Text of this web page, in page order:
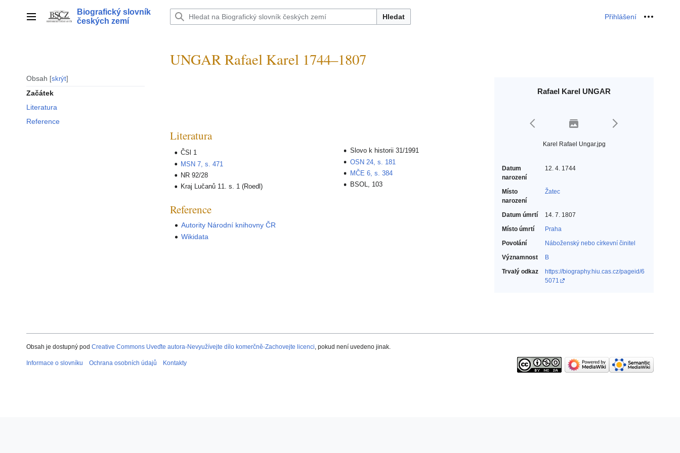
Hlavní menu
Biografický slovník
českých zemí
Hledat Přihlášení Osobní
Obsah skrýt
Začátek
Literatura
Reference
UNGAR Rafael Karel 1744–1807
Rafael Karel UNGAR
Karel Rafael Ungar.jpg
Datum
narození
12. 4. 1744
Místo
narození
Žatec
Datum úmrtí
14. 7. 1807
Místo úmrtí
Praha
Povolání
Náboženský nebo církevní činitel‎
Významnost
B
Trvalý odkaz
https://biography.hiu.cas.cz/pageid/6
5071
Literatura
ČSl 1
MSN 7, s. 471
NR 92/28
Kraj Lučanů 11. s. 1 (Roedl)
Slovo k historii 31/1991
OSN 24, s. 181
MČE 6, s. 384
BSOL, 103
Reference
Autority Národní knihovny ČR
Wikidata
Obsah je dostupný pod Creative Commons Uveďte autora-Nevyužívejte dílo komerčně-Zachovejte licenci, pokud není uvedeno jinak.
Informace o slovníku Ochrana osobních údajů Kontakty